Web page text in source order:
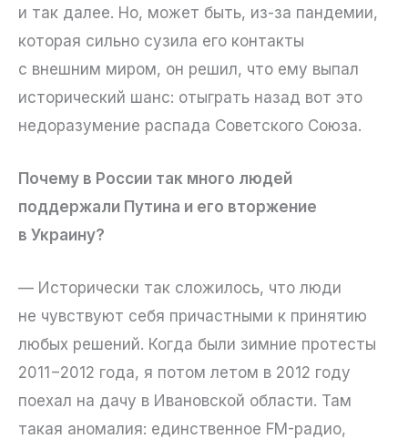
и так далее. Но, может быть, из-за пандемии,
которая сильно сузила его контакты
с внешним миром, он решил, что ему выпал
исторический шанс: отыграть назад вот это
недоразумение распада Советского Союза.
Почему в России так много людей
поддержали Путина и его вторжение
в Украину?
— Исторически так сложилось, что люди
не чувствуют себя причастными к принятию
любых решений. Когда были зимние протесты
2011−2012 года, я потом летом в 2012 году
поехал на дачу в Ивановской области. Там
такая аномалия: единственное FM-радио,